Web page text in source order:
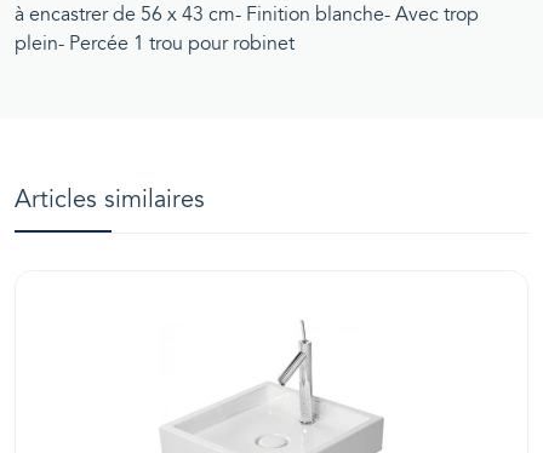
à encastrer de 56 x 43 cm- Finition blanche- Avec trop
plein- Percée 1 trou pour robinet
Articles similaires